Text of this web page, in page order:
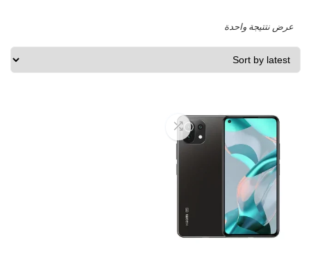
عرض نتتيجة واحدة